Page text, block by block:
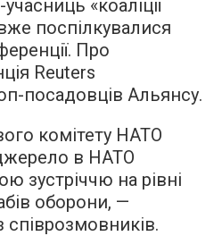
«коаліції
поспілкувалися
Про
Reuters
посадовців Альянсу.
комітету НАТО
в НАТО
зустріччю на рівні
оборони, —
співрозмовників.